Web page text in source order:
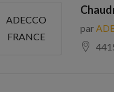
ADECCO
FRANCE
par